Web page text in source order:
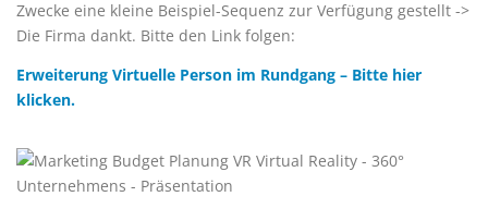
Zwecke eine kleine Beispiel-Sequenz zur Verfügung gestellt ->
Die Firma dankt. Bitte den Link folgen:
Erweiterung Virtuelle Person im Rundgang – Bitte hier
klicken.